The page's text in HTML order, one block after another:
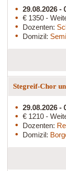
29.08.2026 -
€ 1350 -
Dozenten:
Domizil:
Stegreif-Chor
29.08.2026 -
€ 1210 -
Dozenten:
Domizil: